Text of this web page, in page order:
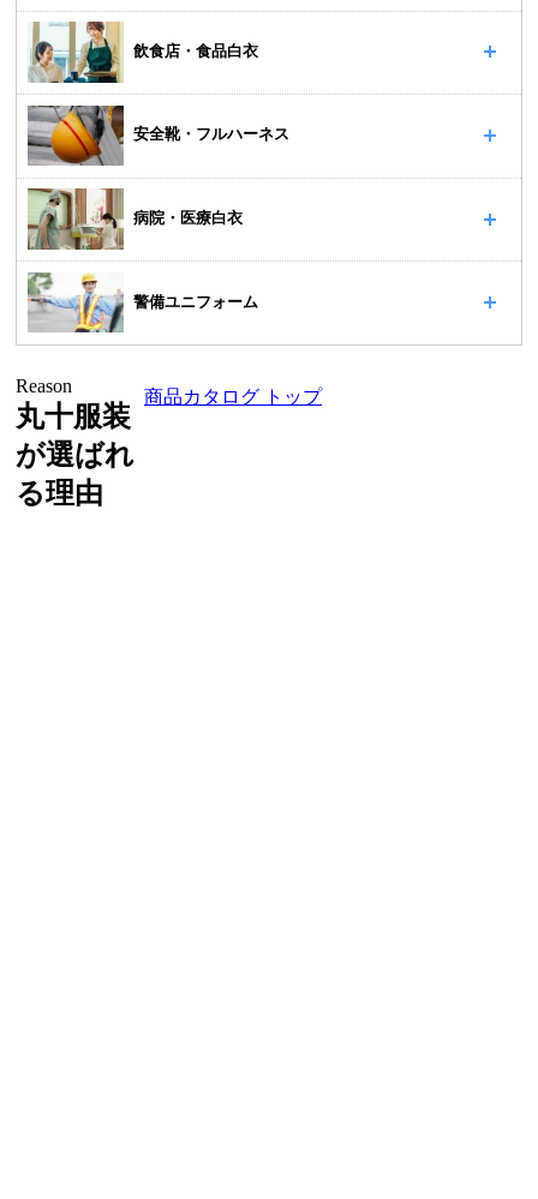
飲食店・食品白衣
安全靴・フルハーネス
病院・医療白衣
警備ユニフォーム
商品カタログ トップ
Reason
丸十服装
が選ばれ
る理由